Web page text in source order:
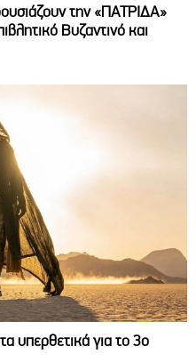
την «ΠΑΤΡΙΔΑ»
Βυζαντινό και
υπερθετικά για το 3ο